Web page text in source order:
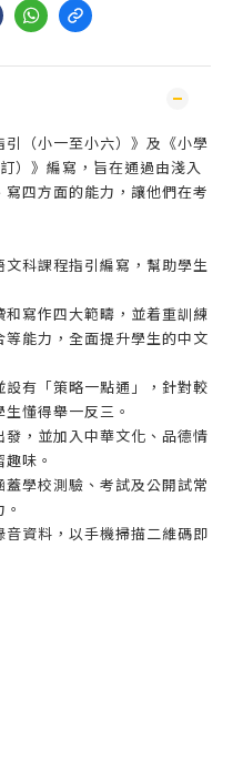
（小一至小六）》及《小學
）》編寫，旨在通過由淺入
四方面的能力，讓他們在考
科課程指引編寫，幫助學生
寫作四大範疇，並着重訓練
能力，全面提升學生的中文
有「策略一點通」，針對較
懂得舉一反三。
，並加入中華文化、品德情
味。
學校測驗、考試及公開試常
資料，以手機掃描二維碼即